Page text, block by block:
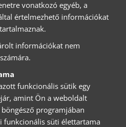
vonatkozó egyéb, a
értelmezhető információkat
információkat nem
funkcionális sütik egy
amint Ön a weboldalt
programjában
funkcionális süti élettartama